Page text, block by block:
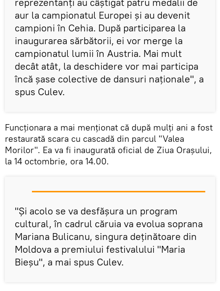
aur la campionatul Europei și au devenit
campioni în Cehia. După participarea la
inaugurarea sărbătorii, ei vor merge la
campionatul lumii în Austria. Mai mult
decât atât, la deschidere vor mai participa
încă șase colective de dansuri naționale", a
spus Culev.
Funcționara a mai menţionat că după mulți ani a fost
restaurată scara cu cascadă din parcul "Valea
Morilor". Ea va fi inaugurată oficial de Ziua Orașului,
la 14 octombrie, ora 14.00.
"Şi acolo se va desfășura un program
cultural, în cadrul căruia va evolua soprana
Mariana Bulicanu, singura deţinătoare din
Moldova a premiului festivalului "Maria
Bieșu", a mai spus Culev.